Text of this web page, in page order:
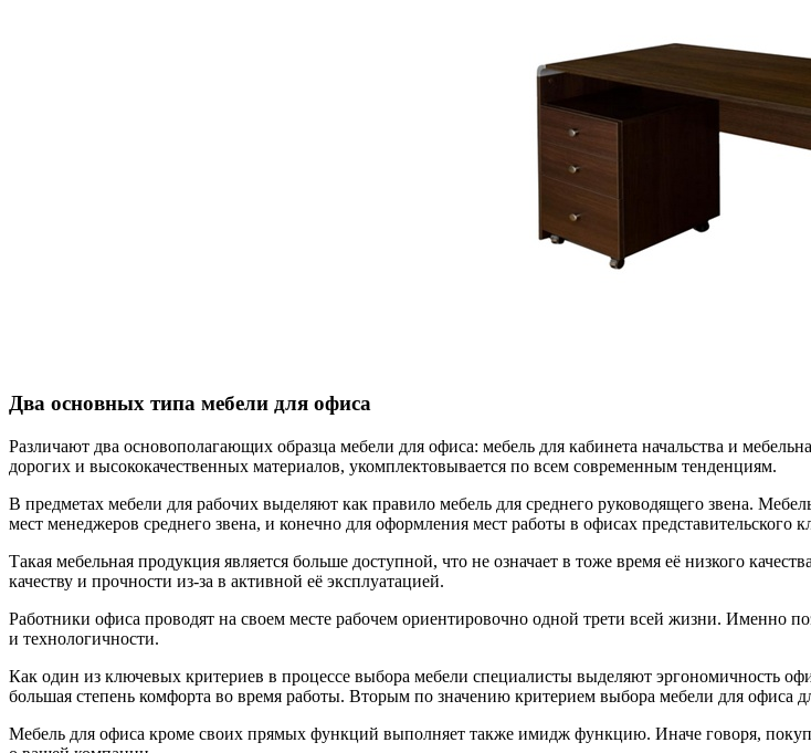
Два основных типа мебели для офиса
Различают два основополагающих образца мебели для офиса: мебель для кабинета начальства и
дорогих и высококачественных материалов, укомплектовывается по всем современным тенденциям.
В предметах мебели для рабочих выделяют как правило мебель для среднего руководящего звена.
мест менеджеров среднего звена, и конечно для оформления мест работы в офисах представительского
Такая мебельная продукция является больше доступной, что не означает в тоже время её низкого
качеству и прочности из-за в активной её эксплуатацией.
Работники офиса проводят на своем месте рабочем ориентировочно одной трети всей жизни. Именно
и технологичности.
Как один из ключевых критериев в процессе выбора мебели специалисты выделяют эргономичность
большая степень комфорта во время работы. Вторым по значению критерием выбора мебели для офиса
Мебель для офиса кроме своих прямых функций выполняет также имидж функцию. Иначе говоря,